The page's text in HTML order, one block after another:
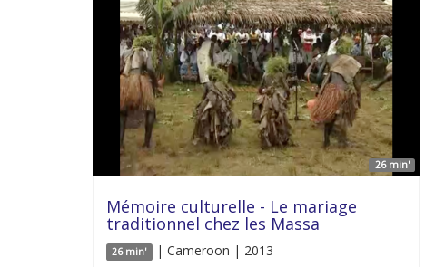
26 min'
Mémoire culturelle - Le mariage
traditionnel chez les Massa
26 min' | Cameroon | 2013